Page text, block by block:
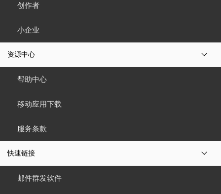
创作者
小企业
资源中心
帮助中心
移动应用下载
服务条款
快速链接
邮件群发软件